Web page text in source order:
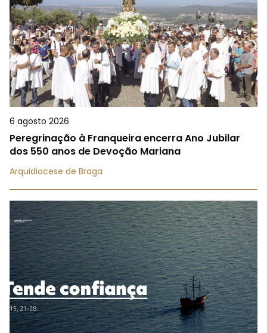
6 agosto 2026
Peregrinação à Franqueira encerra Ano Jubilar
dos 550 anos de Devoção Mariana
Arquidiocese de Braga